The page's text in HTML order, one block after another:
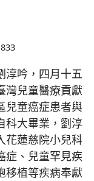
淳吟，四月十五
灣兒童醫療貢獻
兒童癌症患者與
科大畢業，劉淳
花蓮慈院小兒科
症、兒童罕見疾
移植等疾病奉獻